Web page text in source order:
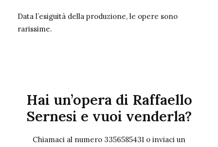
Data l’esiguità della produzione, le opere sono
rarissime.
Hai un’opera di Raffaello
Sernesi e vuoi venderla?
Chiamaci al numero 3356585431 o inviaci un